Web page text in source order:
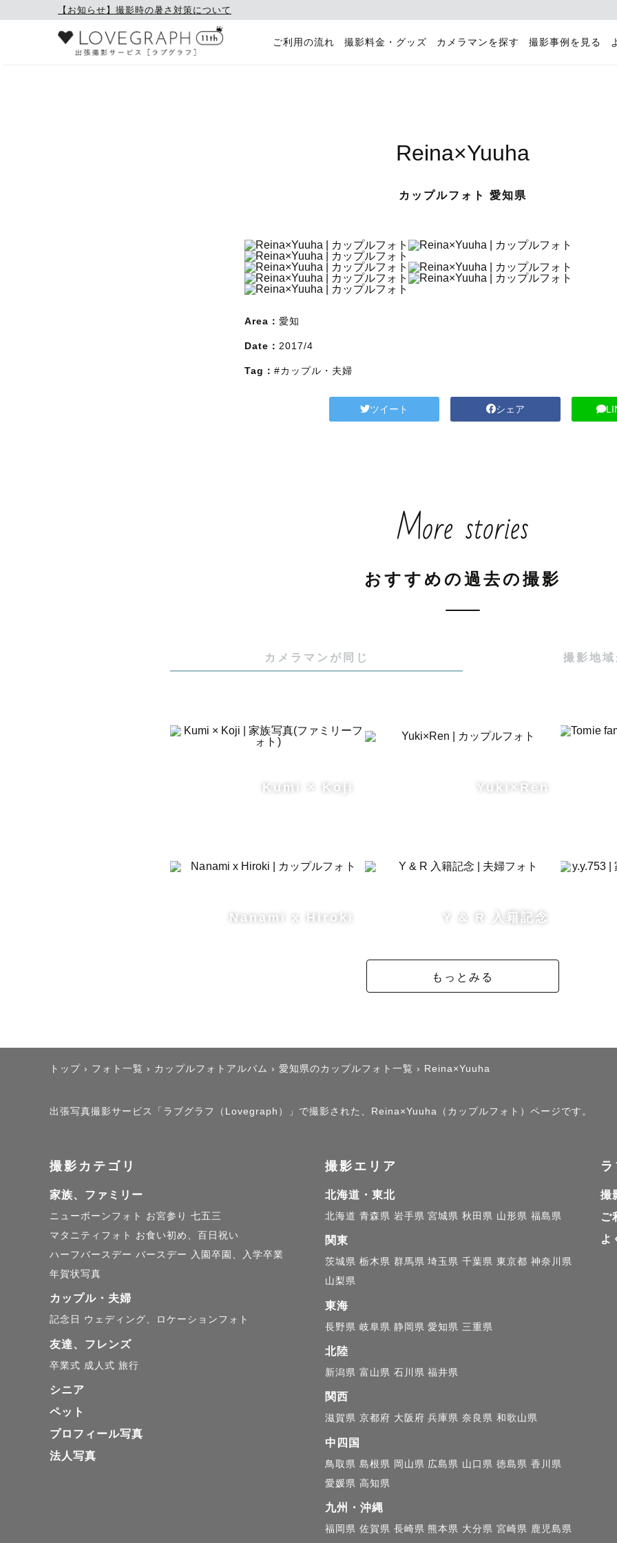
【お知らせ】撮影時の暑さ対策について
ご利用の流れ 撮影料金・グッズ カメラマンを探す 撮影事例を見る
Reina×Yuuha
カップルフォト 愛知県
Area： 愛知
Date： 2017/4
Tag： #カップル・夫婦
ツイート シェア
More stories
おすすめの過去の撮影
カメラマンが同じ 撮影地域
Kumi × Koji Yuki×Ren
Nanami x Hiroki Y & R 入籍記念
もっとみる
トップ › フォト一覧 › カップルフォトアルバム › 愛知県のカップルフォト一覧 › Reina×Yuuha
出張写真撮影サービス「ラブグラフ（Lovegraph）」で撮影された、Reina×Yuuha（カップルフォト）ページです。
撮影カテゴリ
家族、ファミリー
ニューボーンフォト お宮参り 七五三
マタニティフォト
お食い初め、百日祝い
ハーフバースデー バースデー
入園卒園、入学卒業
年賀状写真
カップル・夫婦
記念日 ウェディング、ロケーションフォト
友達、フレンズ
卒業式 成人式 旅行
シニア
ペット
プロフィール写真
法人写真
撮影エリア
北海道・東北
北海道 青森県 岩手県 宮城県 秋田県 山形県 福島県
関東
茨城県 栃木県 群馬県 埼玉県 千葉県 東京都 神奈川県
山梨県
東海
長野県 岐阜県 静岡県 愛知県 三重県
北陸
新潟県 富山県 石川県 福井県
関西
滋賀県 京都府 大阪府 兵庫県 奈良県 和歌山県
中四国
鳥取県 島根県 岡山県 広島県 山口県 徳島県 香川県
愛媛県 高知県
九州・沖縄
福岡県 佐賀県 長崎県 熊本県 大分県 宮崎県 鹿児島県
撮
ご
よ